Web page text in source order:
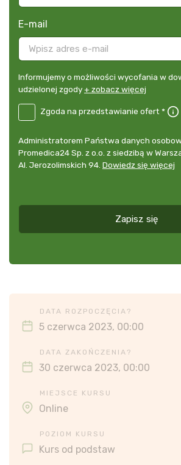
E-mail
Informujemy
o
wycofania
dowolnym
momencie
udzielonej
Informujemy o możliwości wycofania w
udzielonej zgody+ zobacz więcej
DE
przedstawianie
Zgoda na przedstawianie ofert *
Administrator
danych
osobowych
Administratorem Państwa danych
Promedica24 Sp. z o.o. z siedzibą w
Al. Jerozolimskich 94. Dowiedz się więcej
Zapisz się
DATA ROZPOCZĘCIA?
5 czerwca 2023, 00:00
DATA ZAKOŃCZENIA?
30 czerwca 2023, 00:00
MIEJSCE KURSU
Online
POZIOM KURSU
Kurs od podstaw